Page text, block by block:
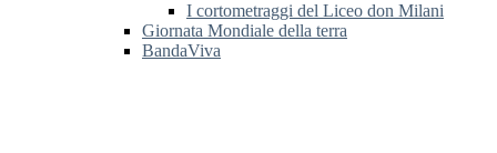
I cortometraggi del Liceo don Milani
Giornata Mondiale della terra
BandaViva